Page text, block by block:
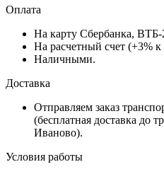
Оплата
На карту Сбербанка, ВТБ-
На расчетный счет (+3% к
Наличными.
Доставка
Отправляем заказ
(бесплатная доставка до
Иваново).
Условия работы